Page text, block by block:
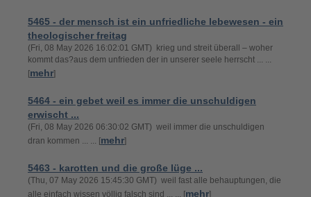
5465 - der mensch ist ein unfriedliche lebewesen - ein
theologischer freitag
(Fri, 08 May 2026 16:02:01 GMT) krieg und streit überall – woher
kommt das?aus dem unfrieden der in unserer seele herrscht ... ...
[mehr]
5464 - ein gebet weil es immer die unschuldigen
erwischt ...
(Fri, 08 May 2026 06:30:02 GMT) weil immer die unschuldigen
dran kommen ... ... [mehr]
5463 - karotten und die große lüge ...
(Thu, 07 May 2026 15:45:30 GMT) weil fast alle behauptungen, die
alle einfach wissen völlig falsch sind ... ... [mehr]